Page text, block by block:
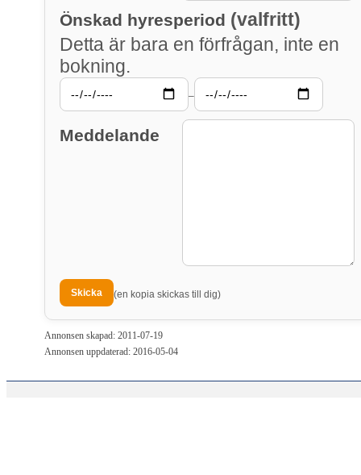
Önskad hyresperiod (valfritt)
Detta är bara en förfrågan, inte en
bokning.
–
Meddelande
(en kopia skickas till dig)
Annonsen skapad: 2011-07-19
Annonsen uppdaterad: 2016-05-04